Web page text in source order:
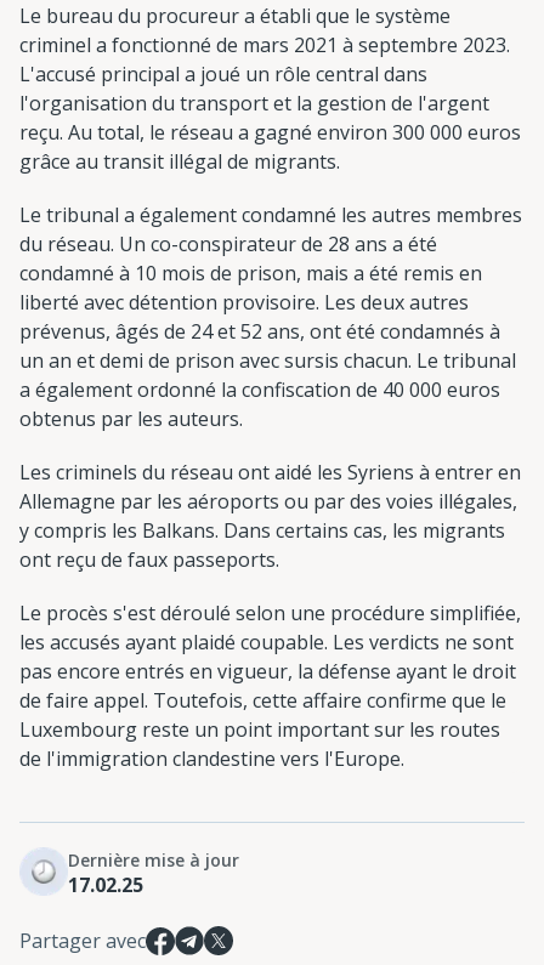
Le bureau du procureur a établi que le système
criminel a fonctionné de mars 2021 à septembre 2023.
L'accusé principal a joué un rôle central dans
l'organisation du transport et la gestion de l'argent
reçu. Au total, le réseau a gagné environ 300 000 euros
grâce au transit illégal de migrants.
Le tribunal a également condamné les autres membres
du réseau. Un co-conspirateur de 28 ans a été
condamné à 10 mois de prison, mais a été remis en
liberté avec détention provisoire. Les deux autres
prévenus, âgés de 24 et 52 ans, ont été condamnés à
un an et demi de prison avec sursis chacun. Le tribunal
a également ordonné la confiscation de 40 000 euros
obtenus par les auteurs.
Les criminels du réseau ont aidé les Syriens à entrer en
Allemagne par les aéroports ou par des voies illégales,
y compris les Balkans. Dans certains cas, les migrants
ont reçu de faux passeports.
Le procès s'est déroulé selon une procédure simplifiée,
les accusés ayant plaidé coupable. Les verdicts ne sont
pas encore entrés en vigueur, la défense ayant le droit
de faire appel. Toutefois, cette affaire confirme que le
Luxembourg reste un point important sur les routes
de l'immigration clandestine vers l'Europe.
Dernière mise à jour
17.02.25
Partager avec